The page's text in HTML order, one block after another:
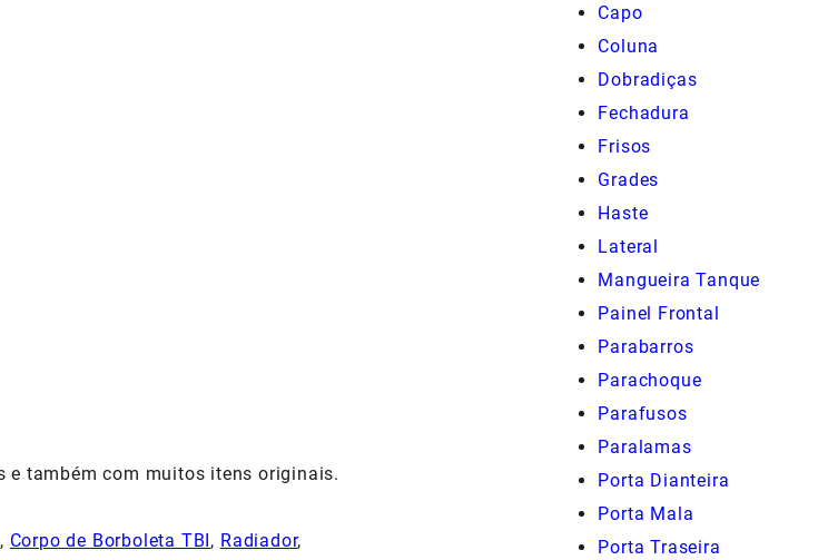
e também com muitos itens originais.
, Corpo de Borboleta TBI, Radiador,
Capo
Coluna
Dobradiças
Fechadura
Frisos
Grades
Haste
Lateral
Mangueira Tanque
Painel Frontal
Parabarros
Parachoque
Parafusos
Paralamas
Porta Dianteira
Porta Mala
Porta Traseira